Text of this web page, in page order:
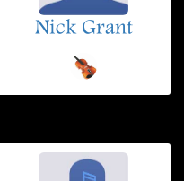
Nick Grant